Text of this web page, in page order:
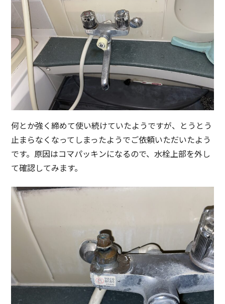
何とか強く締めて使い続けていたようですが、とうとう
止まらなくなってしまったようでご依頼いただいたよう
です。原因はコマパッキンになるので、水栓上部を外し
て確認してみます。